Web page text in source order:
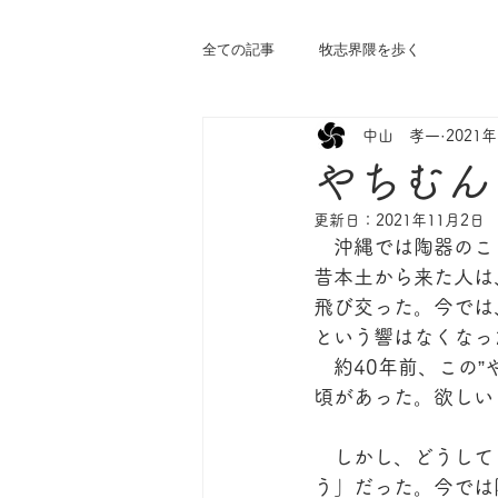
全ての記事 牧志界隈を歩く
やちむん
中山 孝一 2021
更新日： 2021年11月2日
沖縄では陶器のこ
昔本土から来た人は
飛び交った。今で
という響はなくな
約40年前、この”
頃があった。欲し
しかし、どうして
う」だった。今で